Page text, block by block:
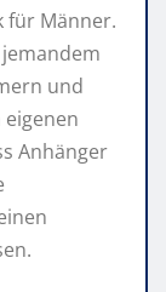
für Männer.
und
Anhänger